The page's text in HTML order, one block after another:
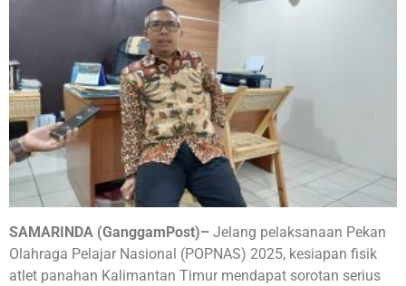
SAMARINDA (GanggamPost)– Jelang pelaksanaan Pekan
Olahraga Pelajar Nasional (POPNAS) 2025, kesiapan fisik
atlet panahan Kalimantan Timur mendapat sorotan serius